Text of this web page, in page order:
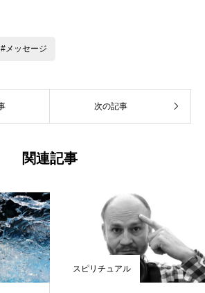
#メッセージ
次の記事
関連記事
スピリチュアル